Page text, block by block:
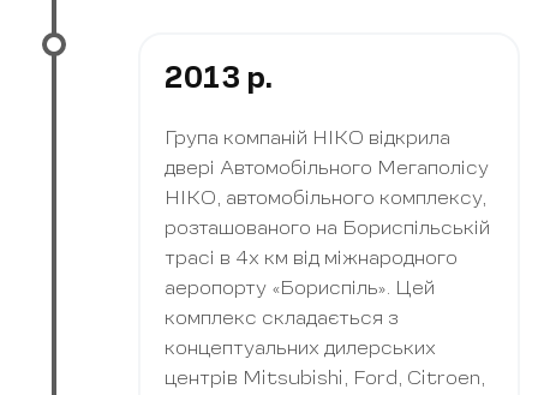
2013 р.
Група компаній НІКО відкрила
двері Автомобільного Мегаполісу
НІКО, автомобільного комплексу,
розташованого на Бориспільській
трасі в 4х км від міжнародного
аеропорту «Бориспіль». Цей
комплекс складається з
концептуальних дилерських
центрів Mitsubishi, Ford, Citroen,